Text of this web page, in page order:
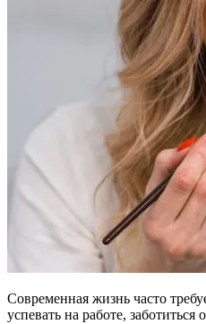
Современная жизнь часто
успевать на работе,